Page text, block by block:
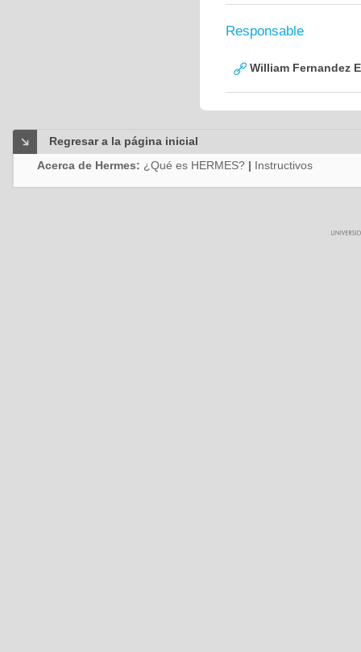
Responsable
William Fernandez
Regresar a la página inicial
Acerca de Hermes: ¿Qué es HERMES? | Instructivos